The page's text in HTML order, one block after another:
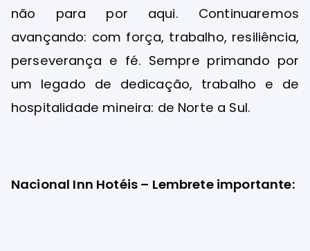
não para por aqui. Continuaremos
avançando: com força, trabalho, resiliência,
perseverança e fé. Sempre primando por
um legado de dedicação, trabalho e de
hospitalidade mineira: de Norte a Sul.
Nacional Inn Hotéis – Lembrete importante: